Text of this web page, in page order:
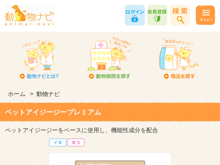
ホーム > 動物ナビ
ペットアイジージープレミアム
ペットアイジージーをベースに使用し、機能性成分を配合